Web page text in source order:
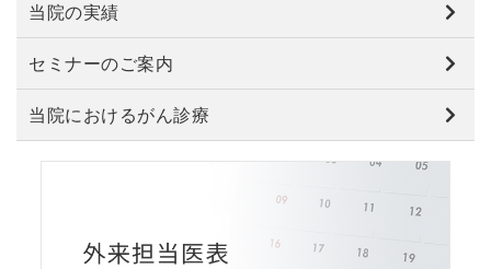
当院の実績
セミナーのご案内
当院におけるがん診療